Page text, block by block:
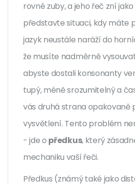
rovné zuby, a jeho řeč zní
představte situaci, kdy máte
jazyk neustále naráží do
že musíte nadměrně
abyste dostali konsonanty
tupý, méně srozumitelný a
vás druhá strana opakovaně
vysvětlení. Tento problém
- jde o předkus, který
mechaniku vaší řeči.
Předkus (známý také jako